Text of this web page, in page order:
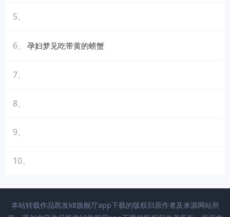
5、
6、 孕妇梦见吃带黄的螃蟹
7、
8、
9、
10、
本站转载作品凯发k8旗舰厅app下载的版权归原作者及来源网站所